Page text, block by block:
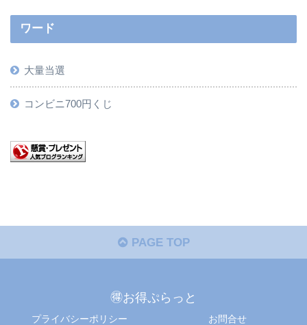
ワード
大量当選
コンビニ700円くじ
PAGE TOP
🉐お得ぷらっと
プライバシーポリシー お問合せ